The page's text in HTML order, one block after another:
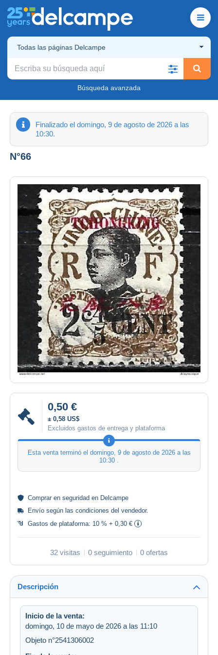
Todas las páginas Delcampe
Búsqueda avanzada
Finalizado el domingo, 9 de agosto de 2026 a las
10:30.
N°66
0,50 €
± 0,58 US$
Excluidos gastos de entrega y plataforma
Esta venta terminó el domingo, 9 de agosto de 2026 a las
10:30 .
Comprar en seguridad en Delcampe
Envío según las condiciones del vendedor.
Gastos de plataforma: 10 % + 0,30 €
32 visitas 0 seguimiento 0 ofertas
Descripción
Inicio de la venta:
domingo, 10 de mayo de 2026 a las 11:10
Objeto n°2541306002